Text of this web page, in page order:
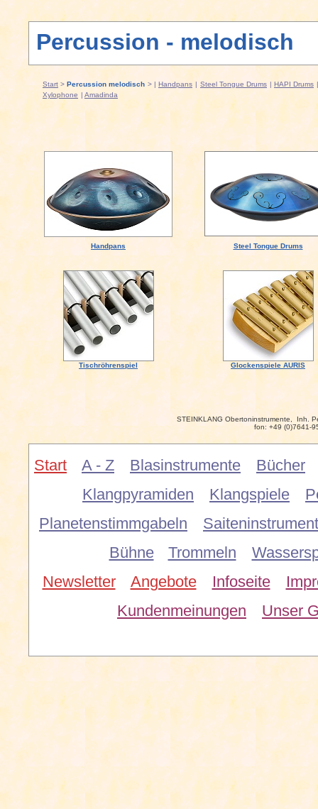
Percussion - melodisch
Start > Percussion melodisch > | Handpans | Steel Tongue Drums | HAPI Drums
Xylophone | Amadinda
Handpans Steel Tongue Drums
Tischröhrenspiel Glockenspiele AURIS
STEINKLANG Obertoninstrumente, Inh.
fon: +49 (0)7641-
Start A - Z Blasinstrumente
Bücher
Klangpyramiden
Klangspiele
Planetenstimmgabeln
Bühne
Trommeln
Newsletter
Angebote Infoseite
Kundenmeinungen
Unser